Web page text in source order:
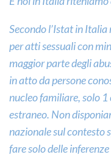
Secondo l’Istat in
per atti sessuali con
maggior parte degli
in atto da persone
nucleo familiare, solo 1
estraneo. Non
nazionale sul contesto
fare solo delle